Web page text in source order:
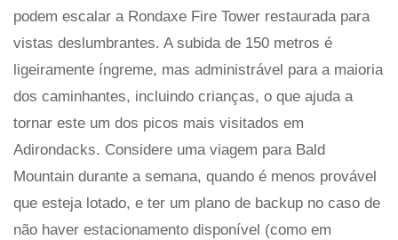
podem escalar a Rondaxe Fire Tower restaurada para
vistas deslumbrantes. A subida de 150 metros é
ligeiramente íngreme, mas administrável para a maioria
dos caminhantes, incluindo crianças, o que ajuda a
tornar este um dos picos mais visitados em
Adirondacks. Considere uma viagem para Bald
Mountain durante a semana, quando é menos provável
que esteja lotado, e ter um plano de backup no caso de
não haver estacionamento disponível (como em